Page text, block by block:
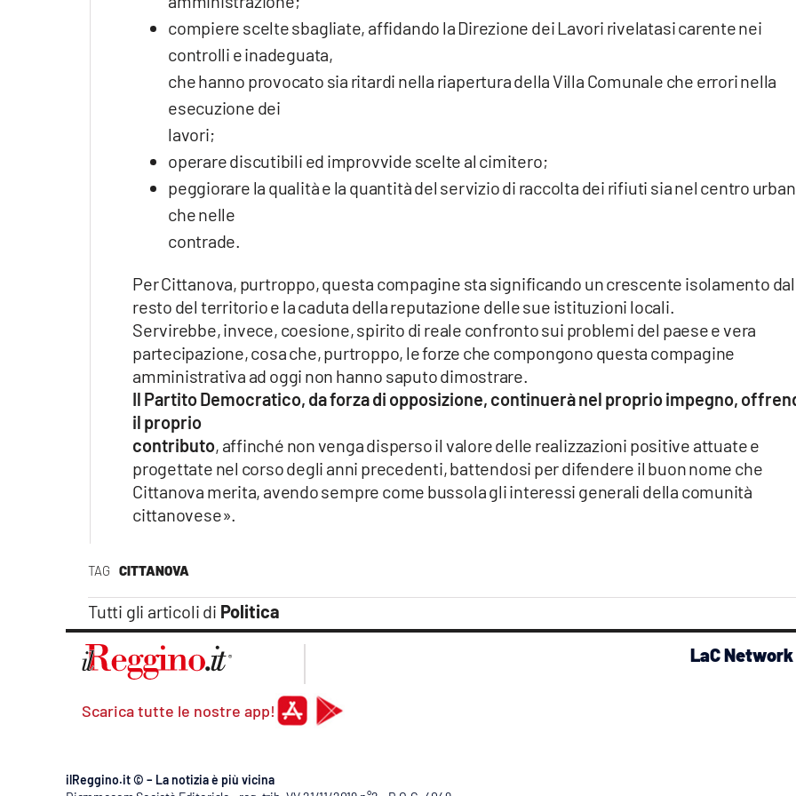
TAG CITTANOVA
Tutti gli articoli di Politica
compiere scelte sbagliate, affidando la Direzione dei Lavori rivelatasi carente nei
controlli e inadeguata,
che hanno provocato sia ritardi nella riapertura della Villa Comunale che errori nella
esecuzione dei
lavori;
operare discutibili ed improvvide scelte al cimitero;
peggiorare la qualità e la quantità del servizio di raccolta dei rifiuti sia nel centro
che nelle
contrade.
Per Cittanova, purtroppo, questa compagine sta significando un crescente isolamento dal
resto del territorio e la caduta della reputazione delle sue istituzioni locali.
Servirebbe, invece, coesione, spirito di reale confronto sui problemi del paese e vera
partecipazione, cosa che, purtroppo, le forze che compongono questa compagine
amministrativa ad oggi non hanno saputo dimostrare.
Il Partito Democratico, da forza di opposizione, continuerà nel proprio impegno,
il proprio
contributo, affinché non venga disperso il valore delle realizzazioni positive attuate e
progettate nel corso degli anni precedenti, battendosi per difendere il buon nome che
Cittanova merita, avendo sempre come bussola gli interessi generali della comunità
cittanovese».
Scarica tutte le nostre app!
LaC Network
ilReggino.it © – La notizia è più vicina